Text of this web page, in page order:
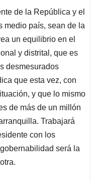
de la República y el
medio país, sean de la
un equilibrio en el
y distrital, que es
desmesurados
que esta vez, con
y que lo mismo
de más de un millón
Trabajará
con los
será la